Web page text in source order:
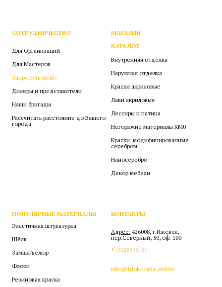
СОТРУДНИЧЕСТВО
Для Организаций
Для Мастеров
Запросить прайс
Дилеры и представители
Наши бригады
Рассчитать расстояние до Вашего
города
МАГАЗИН
КАТАЛОГ
Внутренняя отделка
Наружная отделка
Краски акриловые
Лаки акриловые
Лессиры и патина
Негорючие материалы КМ0
Краски, модифицированные
серебром
Наносеребро
Декор мебели
ПОПУЛЯРНЫЕ МАТЕРИАЛЫ
Эластичная штукатурка
Шёлк
Замша/велюр
Флоки
Резиновая краска
КОНТАКТЫ
Адрес: 426008, г.Ижевск,
пер.Северный, 50, оф. 100
+79128533731
info@tdok-trade.online